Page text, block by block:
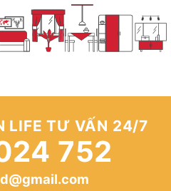
LIFE TƯ VẤN 24/7
752